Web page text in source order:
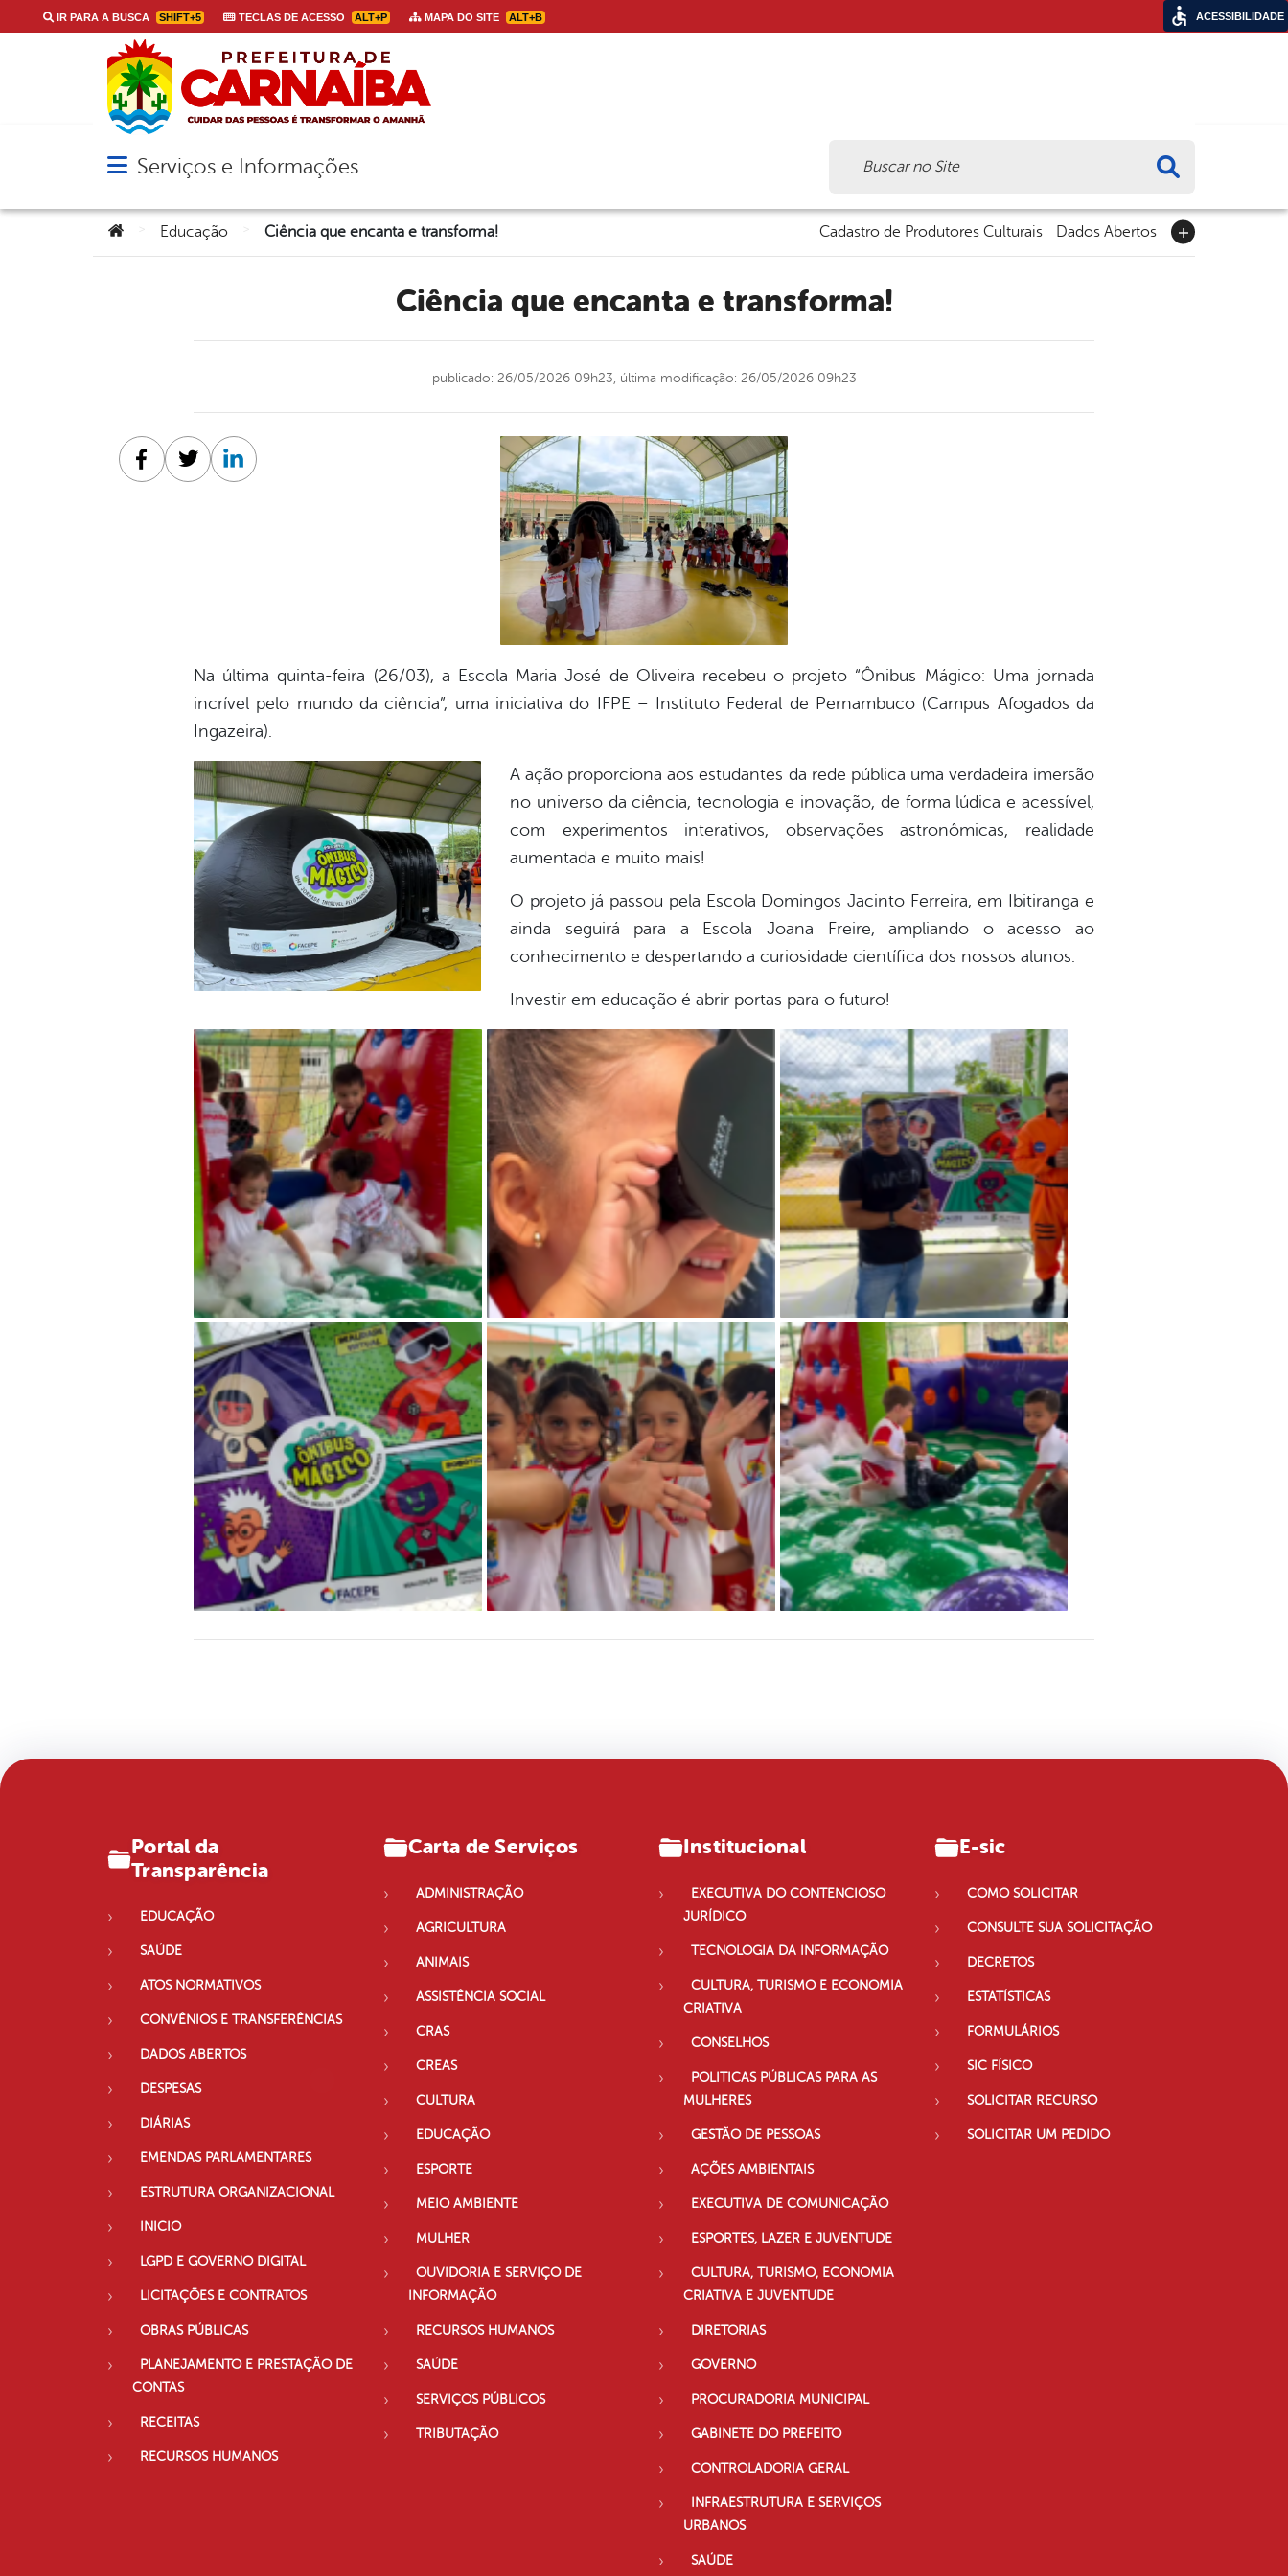
IR PARA A BUSCA SHIFT+5 TECLAS DE ACESSO ALT+P MAPA DO SITE ALT+B
Abrir menu principal de navegação
Serviços e Informações
Você está aqui:
Educação Ciência que encanta e transforma! Cadastro de Produtores Culturais Dados Abertos
Ciência que encanta e transforma!
publicado: 26/05/2026 09h23, última modificação: 26/05/2026 09h23
Na última quinta-feira (26/03), a Escola Maria José de Oliveira recebeu o projeto “Ônibus Mágico: Uma jornada
incrível pelo mundo da ciência”, uma iniciativa do IFPE – Instituto Federal de Pernambuco (Campus Afogados da
Ingazeira).
A ação proporciona aos estudantes da rede pública uma verdadeira imersão
no universo da ciência, tecnologia e inovação, de forma lúdica e acessível,
com experimentos interativos, observações astronômicas, realidade
aumentada e muito mais!
O projeto já passou pela Escola Domingos Jacinto Ferreira, em Ibitiranga e
ainda seguirá para a Escola Joana Freire, ampliando o acesso ao
conhecimento e despertando a curiosidade científica dos nossos alunos.
Investir em educação é abrir portas para o futuro!
Facebook
TwitterLinkedin
Portal da
Transparência
EDUCAÇÃO
SAÚDE
ATOS NORMATIVOS
CONVÊNIOS E TRANSFERÊNCIAS
DADOS ABERTOS
DESPESAS
DIÁRIAS
EMENDAS PARLAMENTARES
ESTRUTURA ORGANIZACIONAL
INICIO
LGPD E GOVERNO DIGITAL
LICITAÇÕES E CONTRATOS
OBRAS PÚBLICAS
PLANEJAMENTO E PRESTAÇÃO DE
CONTAS
RECEITAS
RECURSOS HUMANOS
Carta de Serviços
ADMINISTRAÇÃO
AGRICULTURA
ANIMAIS
ASSISTÊNCIA SOCIAL
CRAS
CREAS
CULTURA
EDUCAÇÃO
ESPORTE
MEIO AMBIENTE
MULHER
OUVIDORIA E SERVIÇO DE
INFORMAÇÃO
RECURSOS HUMANOS
SAÚDE
SERVIÇOS PÚBLICOS
TRIBUTAÇÃO
Institucional
EXECUTIVA DO CONTENCIOSO
JURÍDICO
TECNOLOGIA DA INFORMAÇÃO
CULTURA, TURISMO E ECONOMIA
CRIATIVA
CONSELHOS
POLITICAS PÚBLICAS PARA AS
MULHERES
GESTÃO DE PESSOAS
AÇÕES AMBIENTAIS
EXECUTIVA DE COMUNICAÇÃO
ESPORTES, LAZER E JUVENTUDE
CULTURA, TURISMO, ECONOMIA
CRIATIVA E JUVENTUDE
DIRETORIAS
GOVERNO
PROCURADORIA MUNICIPAL
GABINETE DO PREFEITO
CONTROLADORIA GERAL
INFRAESTRUTURA E SERVIÇOS
URBANOS
SAÚDE
E-sic
COMO SOLICITAR
CONSULTE SUA SOLICITAÇÃO
DECRETOS
ESTATÍSTICAS
FORMULÁRIOS
SIC FÍSICO
SOLICITAR RECURSO
SOLICITAR UM PEDIDO
ACESSIBILIDADE